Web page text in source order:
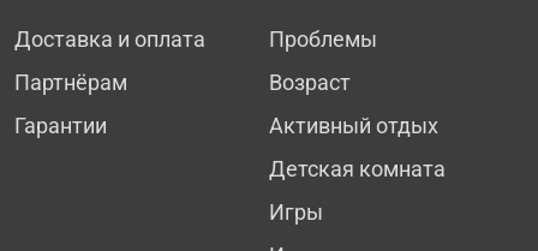
Доставка и оплата
Партнёрам
Гарантии
Проблемы
Возраст
Активный отдых
Детская комната
Игры